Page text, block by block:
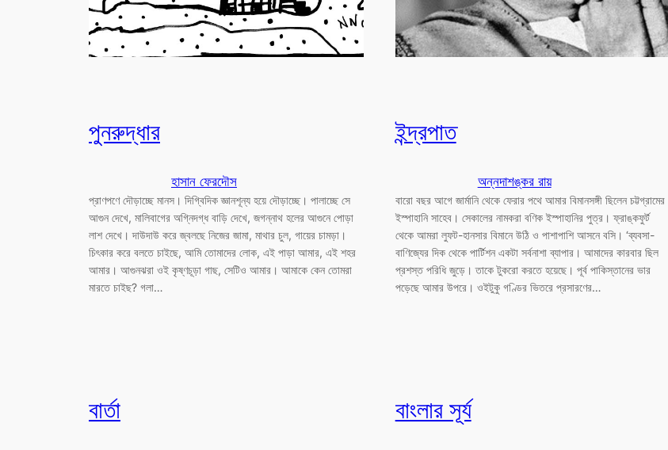
পুনরুদ্ধার
হাসান ফেরদৌস
প্রাণপণে দৌড়াচ্ছে মানস। দিগ্বিদিক জ্ঞানশূন্য হয়ে দৌড়াচ্ছে। পালাচ্ছে সে
আগুন দেখে, মালিবাগের অগ্নিদগ্ধ বাড়ি দেখে, জগন্নাথ হলের আগুনে পোড়া
লাশ দেখে। দাউদাউ করে জ্বলছে নিজের জামা, মাথার চুল, গায়ের চামড়া।
চিৎকার করে বলতে চাইছে, আমি তোমাদের লোক, এই পাড়া আমার, এই শহর
আমার। আগুনঝরা ওই কৃষ্ণচূড়া গাছ, সেটিও আমার। আমাকে কেন তোমরা
মারতে চাইছ? গলা…
ইন্দ্রপাত
অন্নদাশঙ্কর রায়
বারো বছর আগে জার্মানি থেকে ফেরার পথে আমার বিমানসঙ্গী ছিলেন চট্টগ্রামের
ইস্পাহানি সাহেব। সেকালের নামকরা বণিক ইস্পাহানির পুত্র। ফ্রাঙ্কফুর্ট
থেকে আমরা লুফট-হানসার বিমানে উঠি ও পাশাপাশি আসনে বসি। ‘ব্যবসা-
বাণিজ্যের দিক থেকে পার্টিশন একটা সর্বনাশা ব্যাপার। আমাদের কারবার ছিল
প্রশস্ত পরিধি জুড়ে। তাকে টুকরো করতে হয়েছে। পূর্ব পাকিস্তানের ভার
পড়েছে আমার উপরে। ওইটুকু গণ্ডির ভিতরে প্রসারণের…
বার্তা বাংলার সূর্য